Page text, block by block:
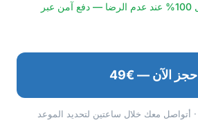
🛡 ضمان استرداد الأموال 100% عند عدم الرضا — دفع آمن عبر
احجز الآن — €49